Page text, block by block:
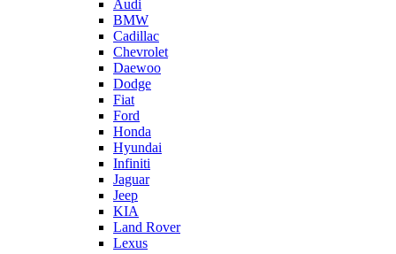
Audi
BMW
Cadillac
Chevrolet
Daewoo
Dodge
Fiat
Ford
Honda
Hyundai
Infiniti
Jaguar
Jeep
KIA
Land Rover
Lexus